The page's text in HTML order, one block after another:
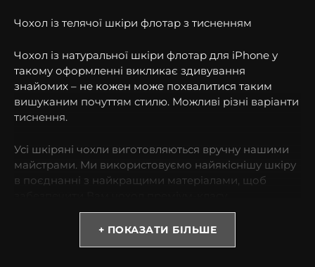
Чохол із телячої шкіри флотар з тисненням
Чохол із натуральної шкіри флотар для iPhone у
такому оформленні викликає здивування
знайомих – не кожен може похвалитися таким
вишуканим почуттям стилю. Можливі різні варіанти
тиснення.
Усі шкіряні чохли виготовляються вручну нашими
майстрами. Ми використовуємо найякіснішу шкіру
в поєднанні з найкращими матеріалами, щоб
* Зверніть увагу! Колір та відтінок можуть
відрізнятися залежно від налаштувань монітора
+ ПОКАЗАТИ БІЛЬШЕ